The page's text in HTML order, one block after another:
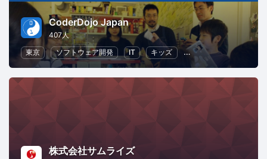
CoderDojo Japan
407人
東京
ソフトウェア開発 IT キッズ 子供向けプログラミング
株式会社サムライズ